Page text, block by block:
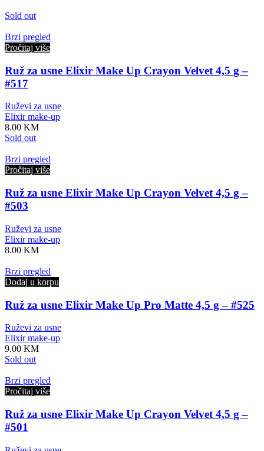
Sold out
Brzi pregled
Pročitaj više
Ruž za usne Elixir Make Up Crayon Velvet 4,5 g –
#517
Ruževi za usne
Elixir make-up
8.00 KM
Sold out
Brzi pregled
Pročitaj više
Ruž za usne Elixir Make Up Crayon Velvet 4,5 g –
#503
Ruževi za usne
Elixir make-up
8.00 KM
Brzi pregled
Dodaj u korpu
Ruž za usne Elixir Make Up Pro Matte 4,5 g – #525
Ruževi za usne
Elixir make-up
9.00 KM
Sold out
Brzi pregled
Pročitaj više
Ruž za usne Elixir Make Up Crayon Velvet 4,5 g –
#501